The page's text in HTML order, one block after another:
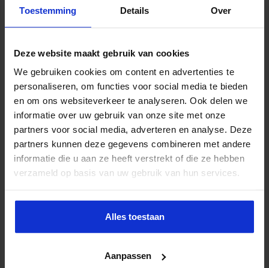
Toestemming Details Over
Deze website maakt gebruik van cookies
We gebruiken cookies om content en advertenties te
personaliseren, om functies voor social media te bieden
en om ons websiteverkeer te analyseren. Ook delen we
informatie over uw gebruik van onze site met onze
partners voor social media, adverteren en analyse. Deze
partners kunnen deze gegevens combineren met andere
informatie die u aan ze heeft verstrekt of die ze hebben
verzameld op basis van uw gebruik van hun services.
Alles toestaan
Aanpassen
Partijen maken afspraken over betere hulp en
bescherming voor kinderen en gezinnen
arbeidsongevallen